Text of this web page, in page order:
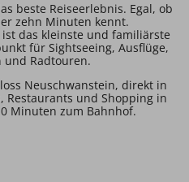
beste Reiseerlebnis. Egal, ob
zehn Minuten kennt.
ist das kleinste und familiärste
für Sightseeing, Ausflüge,
und Radtouren.
Neuschwanstein, direkt in
Restaurants und Shopping in
Minuten zum Bahnhof.